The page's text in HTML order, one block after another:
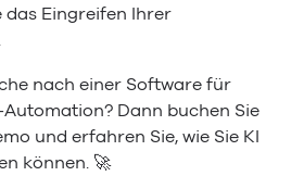
das Eingreifen Ihrer
nach einer Software für
Dann buchen Sie
und erfahren Sie, wie Sie KI
können. 🚀